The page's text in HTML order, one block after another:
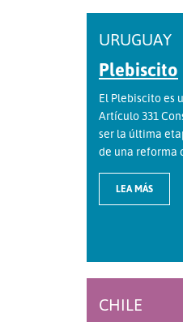
URUGUAY
Plebiscito
El Plebiscito es
Artículo 331
ser la última
de una reforma
LEA MÁS
CHILE